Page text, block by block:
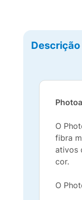
Descrição
O
fibra
ativos
cor.
O